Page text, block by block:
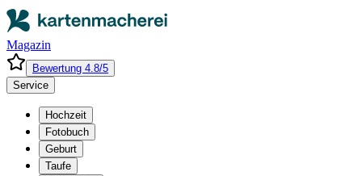
Magazin
Bewertung 4.8/5
Service
Hochzeit
Fotobuch
Geburt
Taufe